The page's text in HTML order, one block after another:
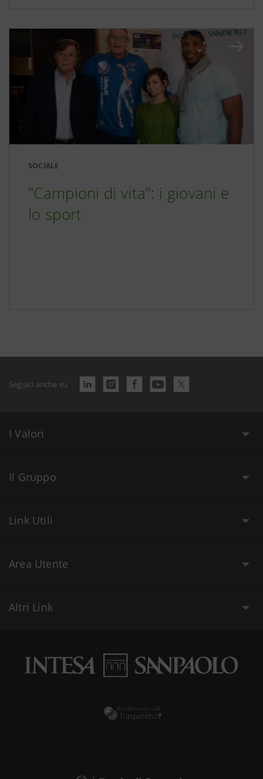
SOCIALE
"Campioni di vita": i giovani e
lo sport
Seguici anche su
I Valori
Il Gruppo
Link Utili
Area Utente
Altri Link